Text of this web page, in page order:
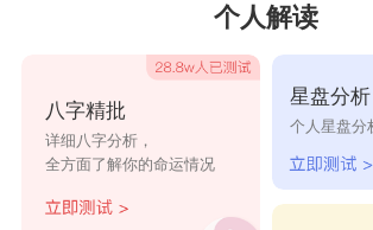
唐珧星
唐呈颜 唐昱婷
个人解读
八字精批
详细八字分析，
全方面了解你的命运情况
星盘分析
个人星盘分